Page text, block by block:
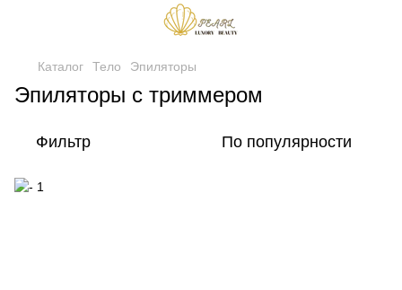
Каталог Тело Эпиляторы
Эпиляторы с триммером
Фильтр По популярности